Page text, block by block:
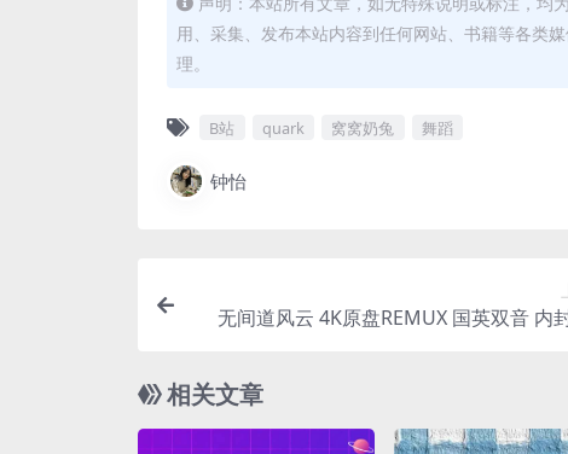
用、采集、发布本站内容到任何网站、书籍等各类
理。
B站 quark 窝窝奶兔 舞蹈
钟怡
无间道风云 4K原盘REMUX 国英双音 内
相关文章